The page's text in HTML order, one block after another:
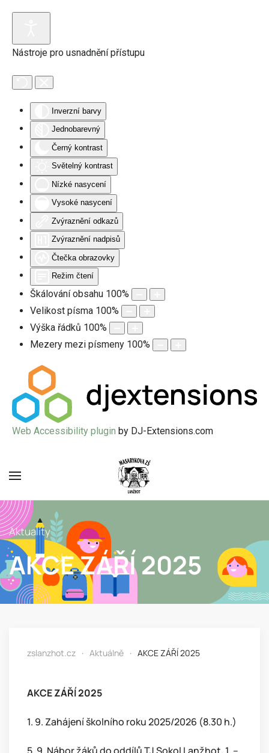
Nástroje pro usnadnění přístupu
Inverzní barvy
Jednobarevný
Černý kontrast
Světelný kontrast
Nízké nasycení
Vysoké nasycení
Zvýraznění odkazů
Zvýraznění nadpisů
Čtečka obrazovky
Režim čtení
Škálování obsahu 100%
Velikost písma 100%
Výška řádků 100%
Mezery mezi písmeny 100%
Web Accessibility plugin by DJ-Extensions.com
Aktuality
AKCE ZÁŘÍ 2025
zslanzhot.cz Aktuálně AKCE ZÁŘÍ 2025
AKCE ZÁŘÍ 2025
1. 9. Zahájení školního roku 2025/2026 (8.30 h.)